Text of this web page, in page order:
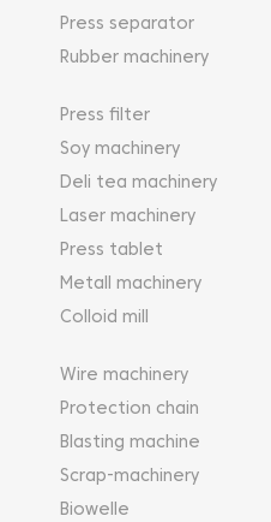
Press separator
Rubber machinery
Press filter
Soy machinery
Deli tea machinery
Laser machinery
Press tablet
Metall machinery
Colloid mill
Wire machinery
Protection chain
Blasting machine
Scrap-machinery
Biowelle